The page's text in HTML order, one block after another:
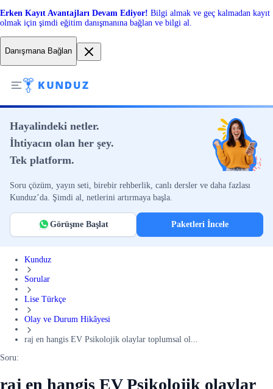
Erken Kayıt Avantajları Devam Ediyor! Bilgi almak ve geç kalmadan kayıt
olmak için şimdi eğitim danışmanına bağlan ve bilgi al.
Danışmana Bağlan
Hayalindeki netler.
İhtiyacın olan her şey.
Tek platform.
Soru çözüm, yayın seti, birebir rehberlik, canlı dersler ve daha fazlası
Kunduz’da. Şimdi al, netlerini artırmaya başla.
Görüşme Başlat Paketleri İncele
Kunduz
Sorular
Lise Türkçe
Olay ve Durum Hikâyesi
raj en hangis EV Psikolojik olaylar toplumsal ol...
Soru:
raj en hangis EV Psikolojik olaylar